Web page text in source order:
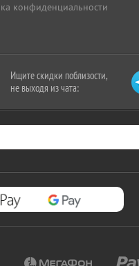
конфиденциальности
Ищите скидки поблизости,
не выходя из чата: